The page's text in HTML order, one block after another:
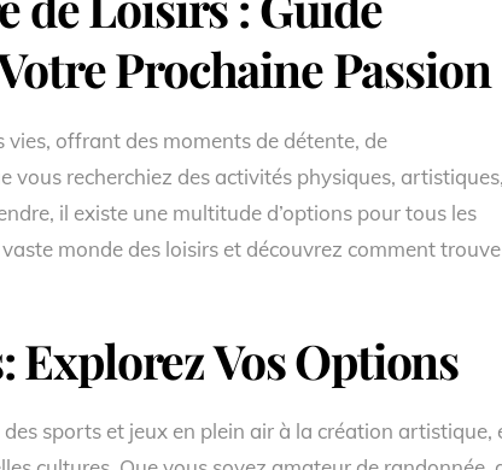
Prochaine Passion
offrant des moments de détente, de
vous recherchiez des activités physiques,
il existe une multitude d’options pour tous les
monde des loisirs et découvrez comment
Explorez Vos Options
sports et jeux en plein air à la création artistique,